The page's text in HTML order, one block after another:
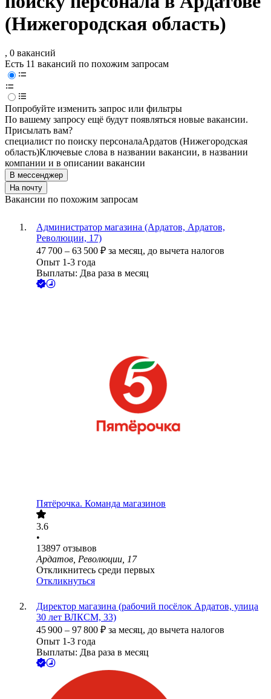
(Нижегородская область)
, 0 вакансий
Есть 11 вакансий по похожим запросам
Попробуйте изменить запрос или фильтры
По вашему запросу ещё будут появляться новые вакансии.
Присылать вам?
специалист по поиску персоналаАрдатов (Нижегородская
область)Ключевые слова в названии вакансии, в названии
компании и в описании вакансии
В мессенджер
На почту
Вакансии по похожим запросам
Администратор магазина (Ардатов, Ардатов,
Революции, 17)
47 700 – 63 500 ₽ за месяц, до вычета налогов
Опыт 1-3 года
Выплаты: Два раза в месяц
Пятёрочка. Команда магазинов
3.6
•
13897 отзывов
Ардатов, Революции, 17
Откликнитесь среди первых
Откликнуться
Директор магазина (рабочий посёлок Ардатов, улица
30 лет ВЛКСМ, 33)
45 900 – 97 800 ₽ за месяц, до вычета налогов
Опыт 1-3 года
Выплаты: Два раза в месяц